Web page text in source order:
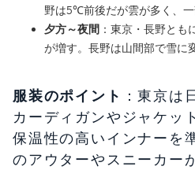
野は5℃前後だが雲が多く、一
夕方～夜間 ：東京・長野と
が増す。長野は山間部で雪に
服装のポイント ：東京は
カーディガンやジャケッ
保温性の高いインナーを
のアウターやスニーカー